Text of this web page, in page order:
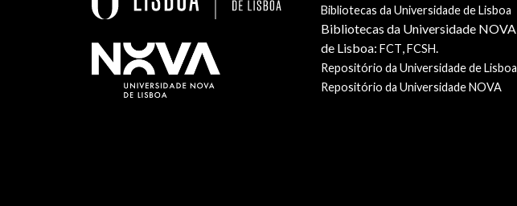
Bibliotecas da Universidade de Lisboa
Bibliotecas da Universidade NOVA
de Lisboa: FCT FCSH
Repositório da Universidade de Lisboa
Repositório da Universidade NOVA